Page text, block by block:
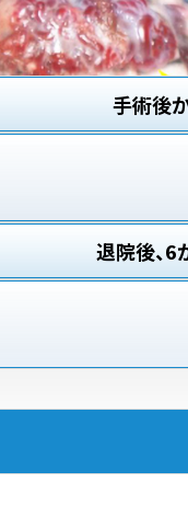
手術後
退院後、